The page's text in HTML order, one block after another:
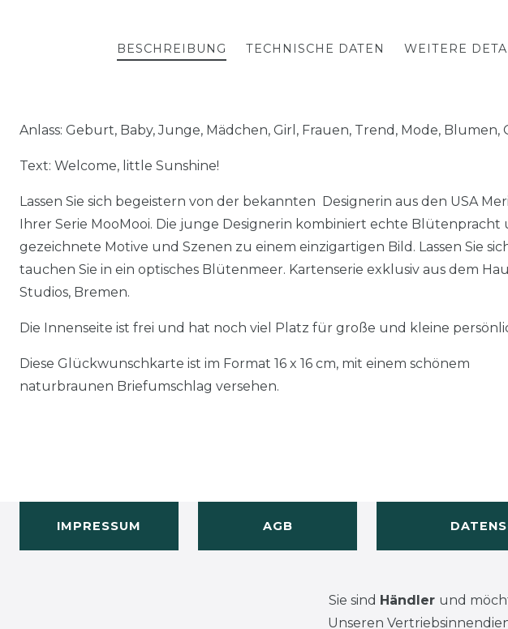
BESCHREIBUNG TECHNISCHE DATEN WEITERE
Anlass: Geburt, Baby, Junge, Mädchen, Girl, Frauen, Trend, Mode, Blumen,
Text: Welcome, little Sunshine!
Lassen Sie sich begeistern von der bekannten Designerin aus den USA
Ihrer Serie MooMooi. Die junge Designerin kombiniert echte
gezeichnete Motive und Szenen zu einem einzigartigen Bild. Lassen Sie
tauchen Sie in ein optisches Blütenmeer. Kartenserie exklusiv aus dem
Studios, Bremen.
Die Innenseite ist frei und hat noch viel Platz für große und kleine
Diese Glückwunschkarte ist im Format 16 x 16 cm, mit einem schönem
naturbraunen Briefumschlag versehen.
IMPRESSUM AGB
Sie sind Händler und
Unseren